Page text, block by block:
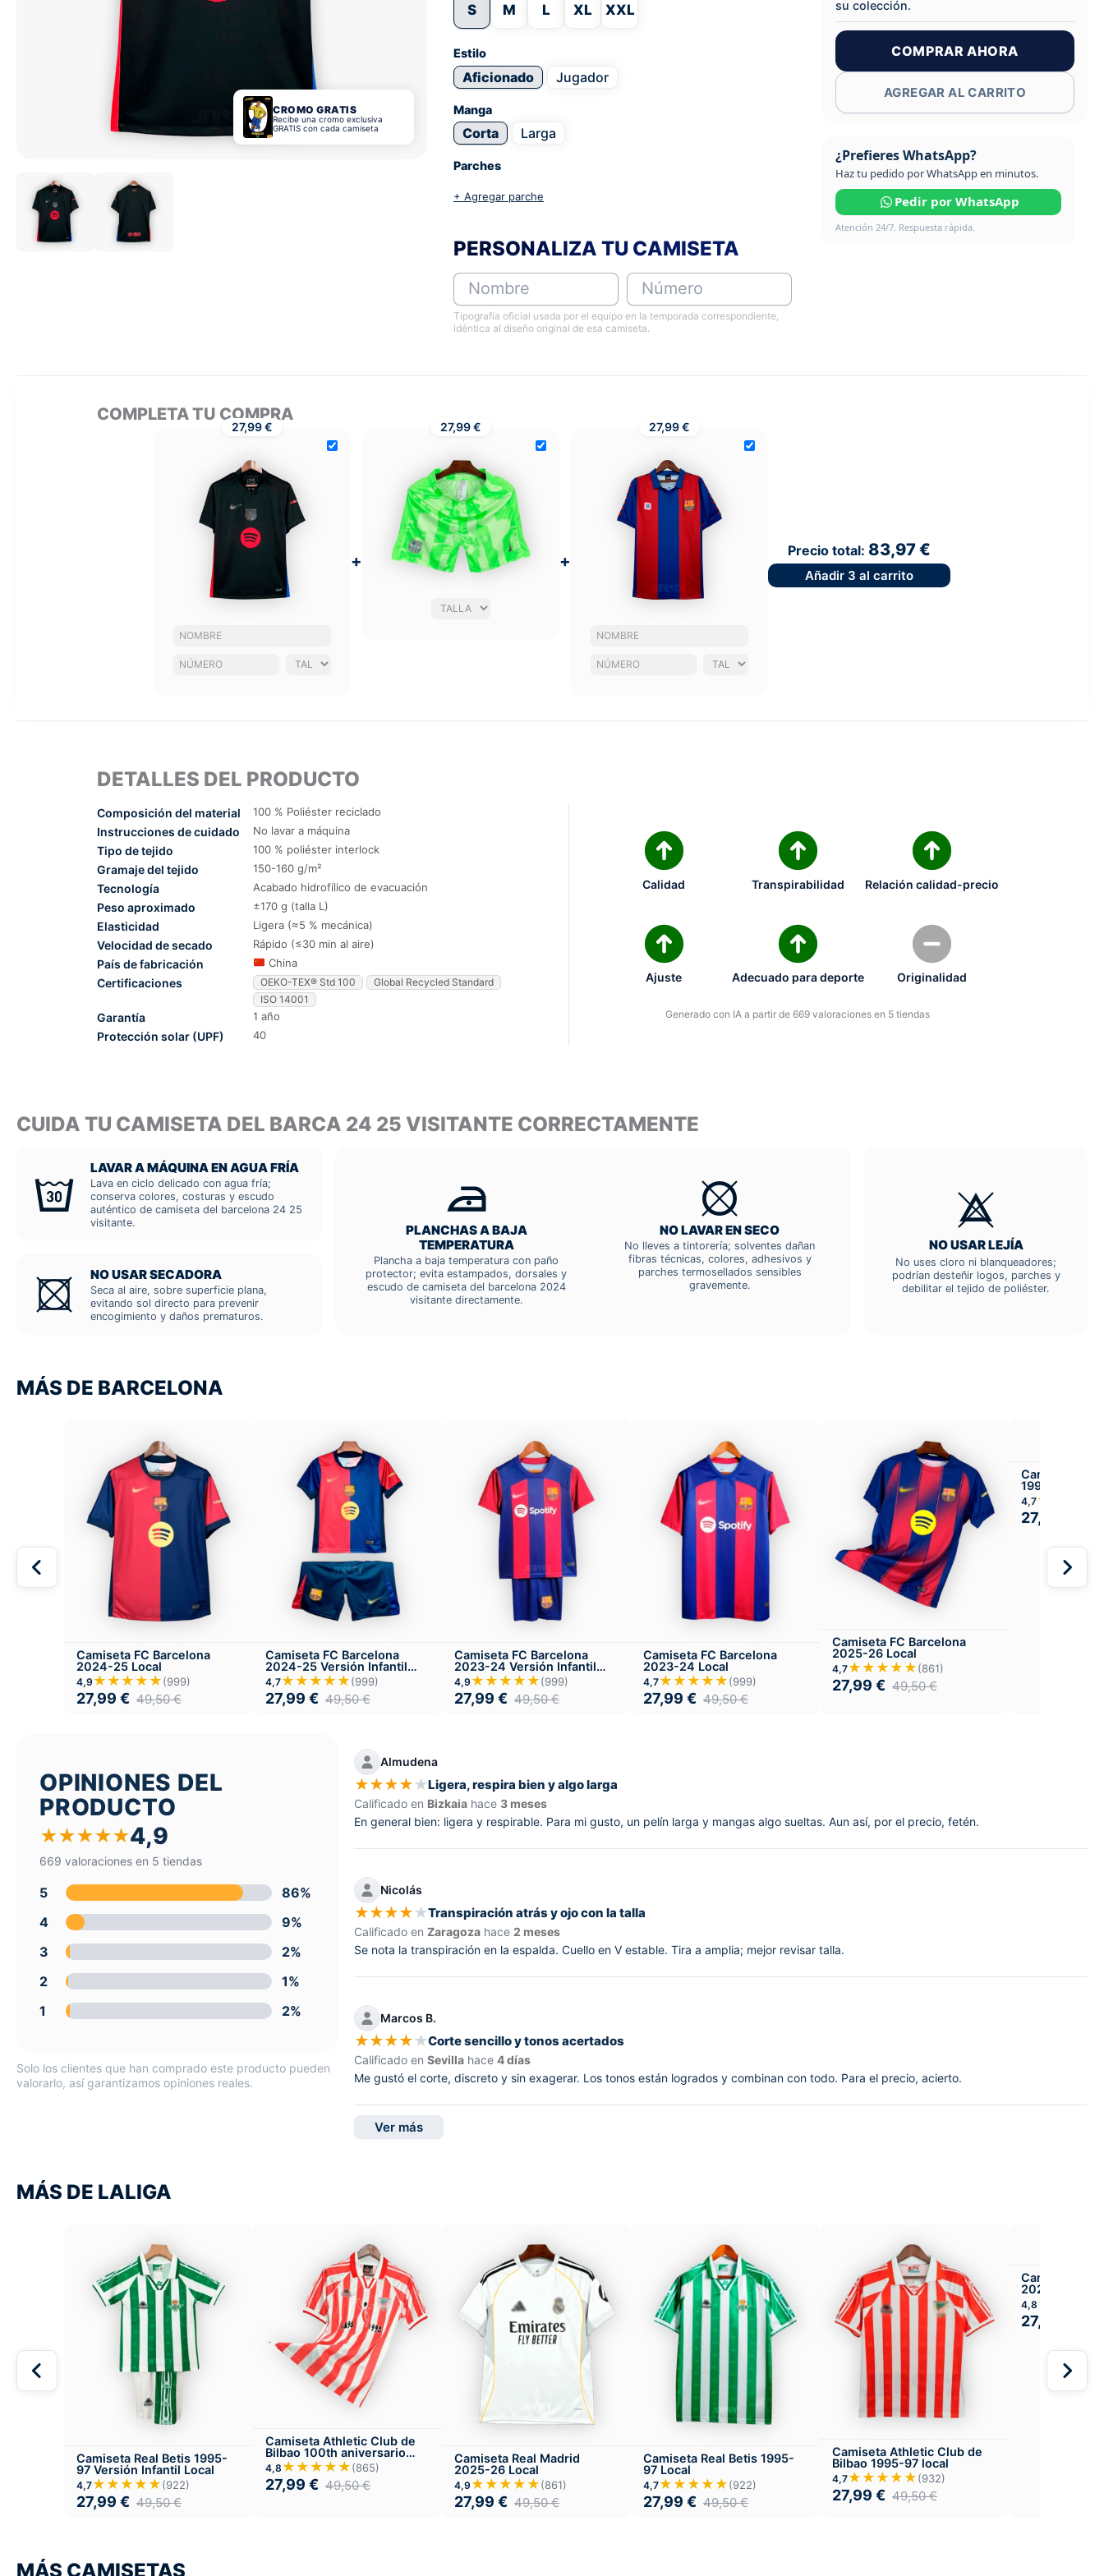
CROMO GRATIS
Recibe una cromo exclusiva
GRATIS con cada camiseta
S M L XL XXL
Estilo
Aficionado Jugador
Manga
Corta Larga
Parches
+ Agregar parche
PERSONALIZA TU CAMISETA
Nombre Número
Tipografía oficial usada por el equipo en la temporada correspondiente,
idéntica al diseño original de esa camiseta.
su colección.
COMPRAR AHORA
AGREGAR AL CARRITO
¿Prefieres WhatsApp?
Haz tu pedido por WhatsApp en minutos.
Pedir por WhatsApp
Atención 24/7. Respuesta rápida.
COMPLETA TU COMPRA
27,99 €
+
27,99 €
+
27,99 €
Precio total: 83,97 €
Añadir 3 al carrito
DETALLES DEL PRODUCTO
Composición del material 100 % Poliéster reciclado
Instrucciones de cuidado No lavar a máquina
Tipo de tejido 100 % poliéster interlock
Gramaje del tejido 150-160 g/m²
Tecnología Acabado hidrofílico de evacuación
Peso aproximado ±170 g (talla L)
Elasticidad Ligera (≈5 % mecánica)
Velocidad de secado Rápido (≤30 min al aire)
País de fabricación China
Certificaciones OEKO-TEX® Std 100
Global Recycled Standard
ISO 14001
Garantía 1 año
Protección solar (UPF) 40
Calidad Transpirabilidad Relación calidad-precio
Ajuste Adecuado para deporte Originalidad
Generado con IA a partir de 669 valoraciones en 5 tiendas
CUIDA TU CAMISETA DEL BARCA 24 25 VISITANTE CORRECTAMENTE
LAVAR A MÁQUINA EN AGUA FRÍA
Lava en ciclo delicado con agua fría;
conserva colores, costuras y escudo
auténtico de camiseta del barcelona 24 25
visitante.
NO USAR SECADORA
Seca al aire, sobre superficie plana,
evitando sol directo para prevenir
encogimiento y daños prematuros.
PLANCHAS A BAJA
TEMPERATURA
Plancha a baja temperatura con paño
protector; evita estampados, dorsales y
escudo de camiseta del barcelona 2024
visitante directamente.
NO LAVAR EN SECO
No lleves a tintorería; solventes dañan
fibras técnicas, colores, adhesivos y
parches termosellados sensibles
gravemente.
NO USAR LEJÍA
No uses cloro ni blanqueadores;
podrían desteñir logos, parches y
debilitar el tejido de poliéster.
MÁS DE BARCELONA
Camiseta FC Barcelona
2024-25 Local
4,9 ★★★★★(999)
27,99 € 49,50€
Camiseta FC Barcelona
2024-25 Versión Infantil
Local
4,7★★★★★(999)
27,99 € 49,50€
Camiseta FC Barcelona
2023-24 Versión Infantil
Local
4,9 ★★★★★(999)
27,99 € 49,50€
Camiseta FC Barcelona
2023-24 Local
4,7★★★★★(999)
27,99 € 49,50€
Camiseta FC Barcelona
2025-26 Local
4,7★★★★★(861)
27,99 € 49,50€
Camiseta FC
1999 Local
4,7
27,99
OPINIONES DEL
PRODUCTO
★★★★★4,9
669 valoraciones en 5 tiendas
5
86%
4
9%
3
2%
2
1%
1
2%
Solo los clientes que han comprado este producto pueden
valorarlo, así garantizamos opiniones reales.
Almudena
★★★★★Ligera, respira bien y algo larga
Calificado en Bizkaia hace 3 meses
En general bien: ligera y respirable. Para mi gusto, un pelín larga y mangas algo sueltas. Aun así, por el precio, fetén.
Nicolás
★★★★★Transpiración atrás y ojo con la talla
Calificado enZaragoza hace2 meses
Se nota la transpiración en la espalda. Cuello en V estable. Tira a amplia; mejor revisar talla.
Marcos B.
★★★★★Corte sencillo y tonos acertados
Calificado enSevilla hace4 días
Me gustó el corte, discreto y sin exagerar. Los tonos están logrados y combinan con todo. Para el precio, acierto.
Ver más
MÁS DE LALIGA
Camiseta Real Betis 1995-
97 Versión Infantil Local
4,7★★★★★(922)
27,99 € 49,50€
Camiseta Athletic Club de
Bilbao 100th aniversario
1998
4,8 ★★★★★(865)
27,99 € 49,50€
Camiseta Real Madrid
2025-26 Local
4,9 ★★★★★(861)
27,99 € 49,50€
Camiseta Real Betis 1995-
97 Local
4,7★★★★★(922)
27,99 € 49,50€
Camiseta Athletic Club de
Bilbao 1995-97 local
4,7★★★★★(932)
27,99 € 49,50€
Camiseta
2025-26
Local
4,8
27,99
MÁS CAMISETAS